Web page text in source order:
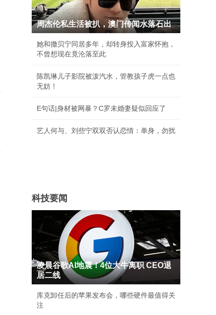
周杰伦私生活被扒，澳门传闻水落石出
她和撒贝宁同居多年，却转身投入富家怀抱，
不曾想现在竟沦落至此
陈凯琳儿子影院被泼汽水，管教孩子虎一点也
无妨！
E句话|身材被网暴？C罗未婚妻疑似回应了
艺人何与、刘些宁双双否认恋情：单身，勿扰
科技要闻
凌晨谷歌AI地震！4位大牛离职 CEO退
居二线
库克卸任后的苹果发布会，哪些硬件最值得关
注